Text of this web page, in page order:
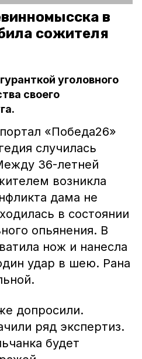
в
сожителя
уголовного
своего
«Победа26»
случилась
36-летней
возникла
дама не
в состоянии
опьянения. В
нож и нанесла
удар в шею. Рана
допросили.
ряд экспертиз.
будет